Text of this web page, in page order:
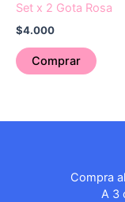
Set x 2 Gota Rosa
$4.000
Comprar
Compra
A 3